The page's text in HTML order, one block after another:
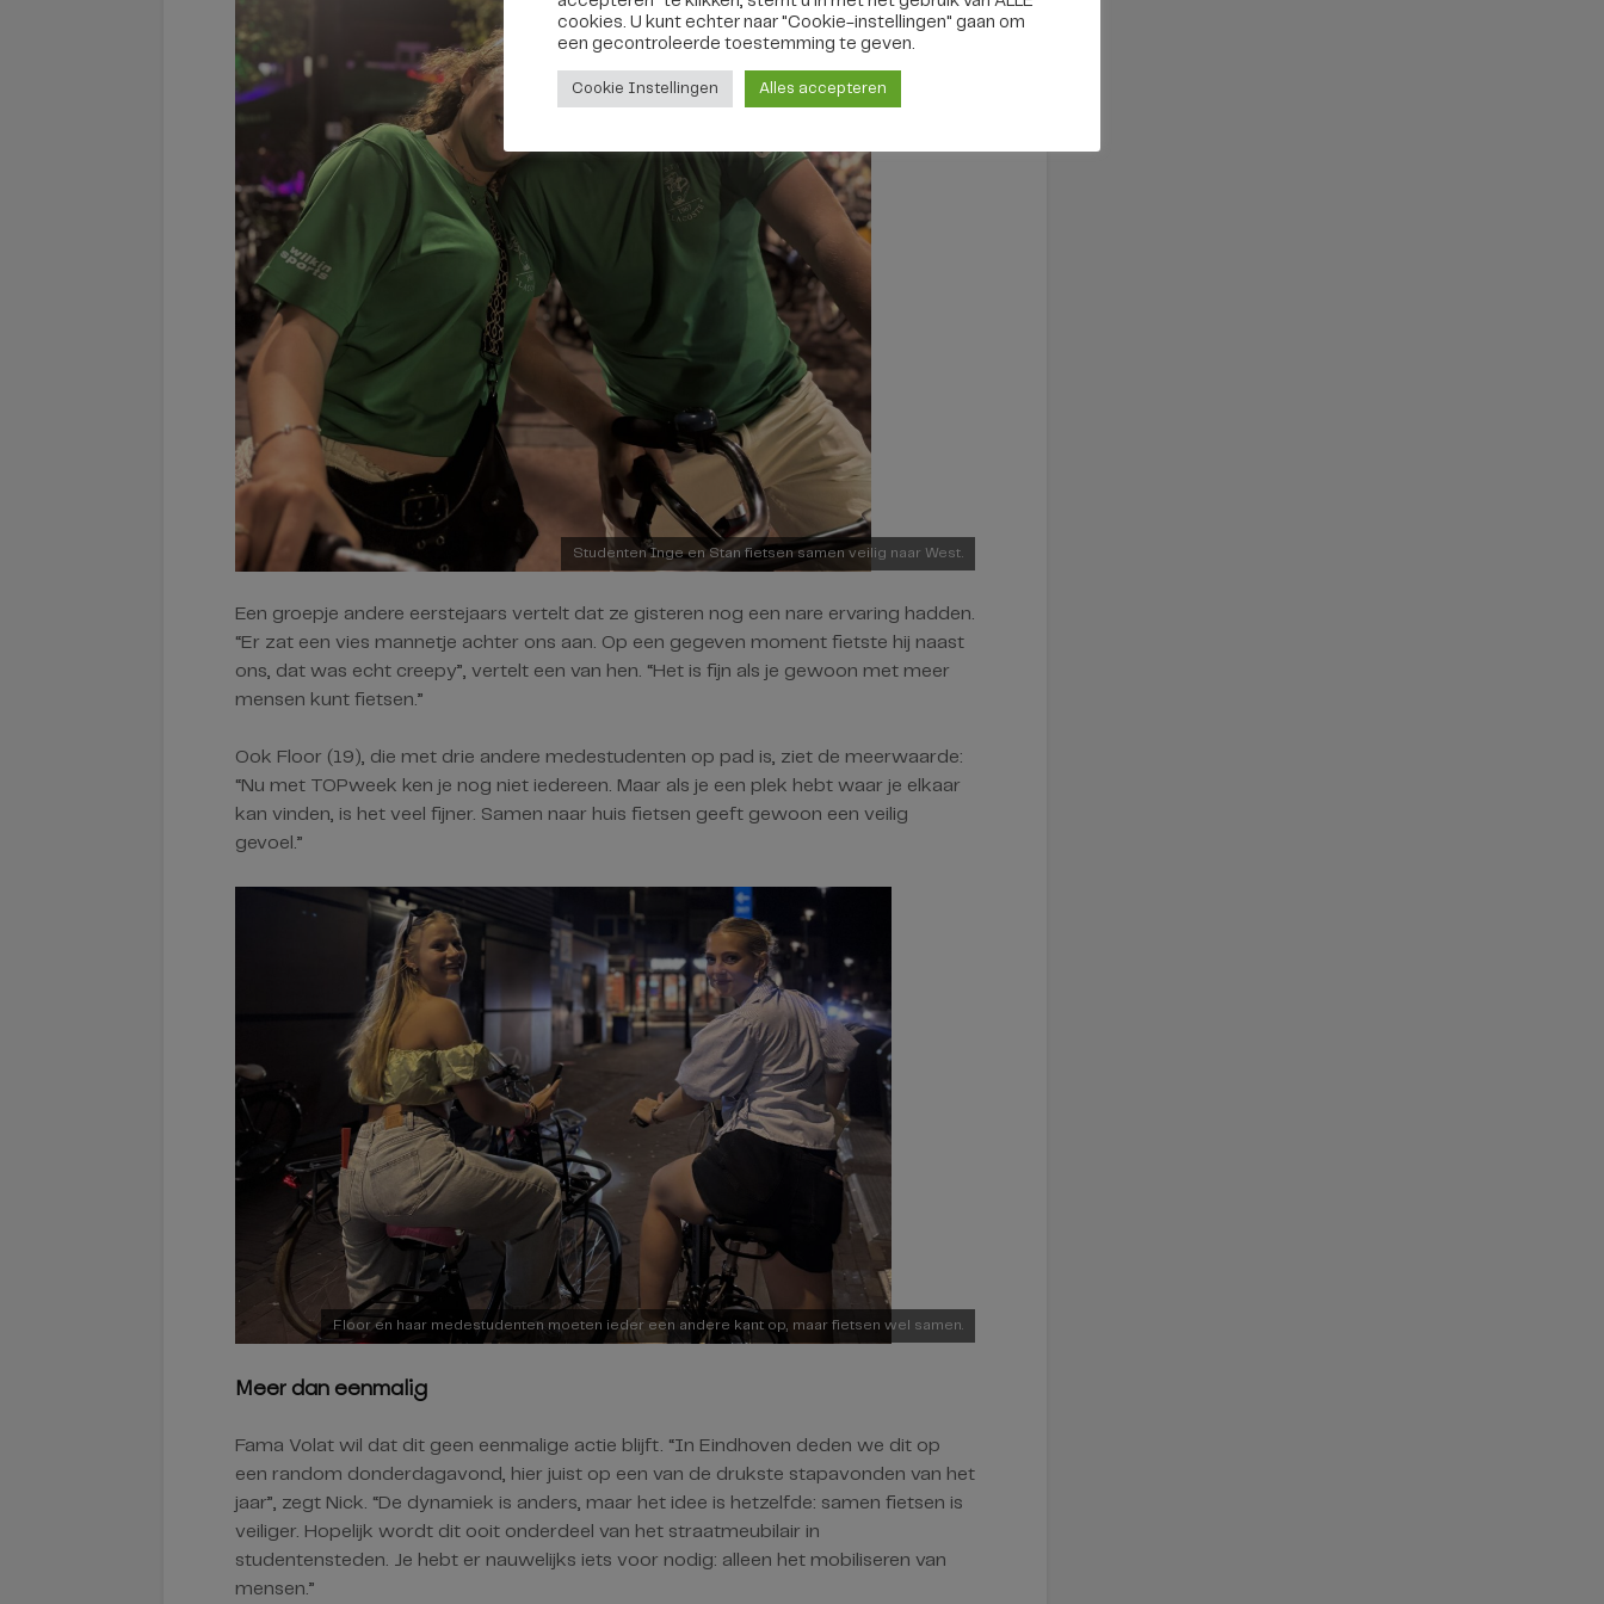
Studenten Inge en Stan fietsen samen veilig naar West.
Een groepje andere eerstejaars vertelt dat ze gisteren nog een nare ervaring hadden.
“Er zat een vies mannetje achter ons aan. Op een gegeven moment fietste hij naast
ons, dat was echt creepy”, vertelt een van hen. “Het is fijn als je gewoon met meer
mensen kunt fietsen.”
Ook Floor (19), die met drie andere medestudenten op pad is, ziet de meerwaarde:
“Nu met TOPweek ken je nog niet iedereen. Maar als je een plek hebt waar je elkaar
kan vinden, is het veel fijner. Samen naar huis fietsen geeft gewoon een veilig
gevoel.”
Floor en haar medestudenten moeten ieder een andere kant op, maar fietsen wel samen.
Meer dan eenmalig
Fama Volat wil dat dit geen eenmalige actie blijft. “In Eindhoven deden we dit op
een random donderdagavond, hier juist op een van de drukste stapavonden van het
jaar”, zegt Nick. “De dynamiek is anders, maar het idee is hetzelfde: samen fietsen is
veiliger. Hopelijk wordt dit ooit onderdeel van het straatmeubilair in
studentensteden. Je hebt er nauwelijks iets voor nodig: alleen het mobiliseren van
mensen.”
cookies. U kunt echter naar "Cookie-instellingen" gaan om
een ​​gecontroleerde toestemming te geven.
Cookie Instellingen Alles accepteren